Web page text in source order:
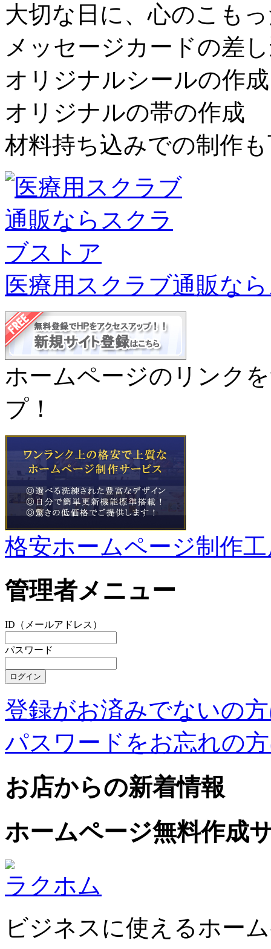
大切な日に、心のこも
メッセージカードの差
オリジナルシールの作成
オリジナルの帯の作成
材料持ち込みでの制作
医療用スクラブ通販な
ホームページのリンク
プ！
格安ホームページ制作
管理者メニュー
ID（メールアドレス）
パスワード
登録がお済みでないの
パスワードをお忘れの
お店からの新着情報
ホームページ無料作成
ラクホム
ビジネスに使えるホー